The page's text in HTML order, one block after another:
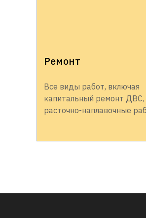
Ремонт
Все виды работ, включая
капитальный ремонт ДВС,
расточно-наплавочные